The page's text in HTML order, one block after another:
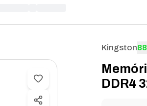
Kingston
DDR4